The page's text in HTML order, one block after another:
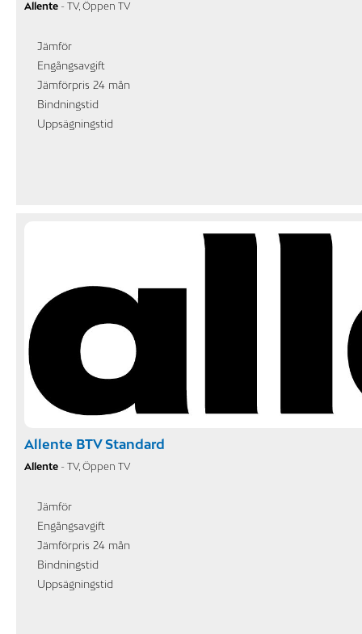
Allente - TV, Öppen TV
Jämför
Engångsavgift
Jämförpris 24 mån
Bindningstid
Uppsägningstid
Allente BTV Standard
Allente - TV, Öppen TV
Jämför
Engångsavgift
Jämförpris 24 mån
Bindningstid
Uppsägningstid